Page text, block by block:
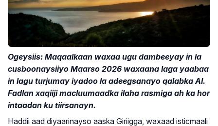
Ogeysiis: Maqaalkaan waxaa ugu dambeeyay in la
cusboonaysiiyo Maarso 2026 waxaana laga yaabaa
in lagu turjumay iyadoo la adeegsanayo qalabka AI.
Fadlan xaqiiji macluumaadka ilaha rasmiga ah ka hor
intaadan ku tiirsanayn.
Haddii aad diyaarinayso aaska Giriigga, waxaad isticmaali